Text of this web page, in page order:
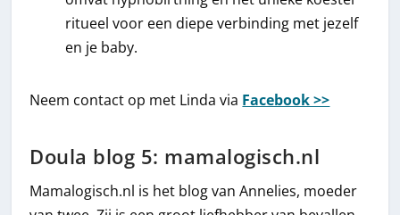
ritueel voor een diepe verbinding met jezelf
en je baby.
Neem contact op met Linda via Facebook >>
Doula blog 5: mamalogisch.nl
Mamalogisch.nl is het blog van Annelies, moeder